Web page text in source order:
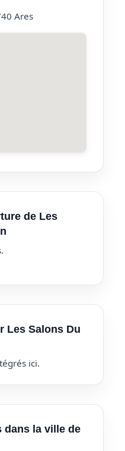
Ares
de Les
Les Salons Du
ici.
dans la ville de